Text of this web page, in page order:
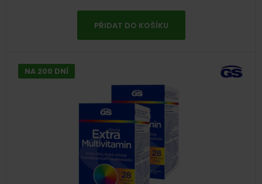
PŘIDAT DO KOŠÍKU
NA 200 DNÍ